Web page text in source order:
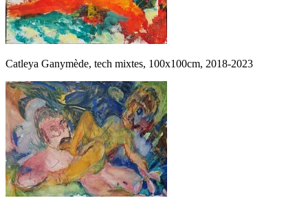
Catleya Ganymède, tech mixtes, 100x100cm, 2018-2023